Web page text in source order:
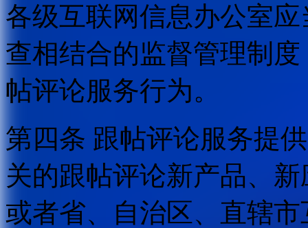
各级互联网信息办公室
查相结合的监督管理制
帖评论服务行为。
第四条 跟帖评论服务提
关的跟帖评论新产品、
或者省、自治区、直辖